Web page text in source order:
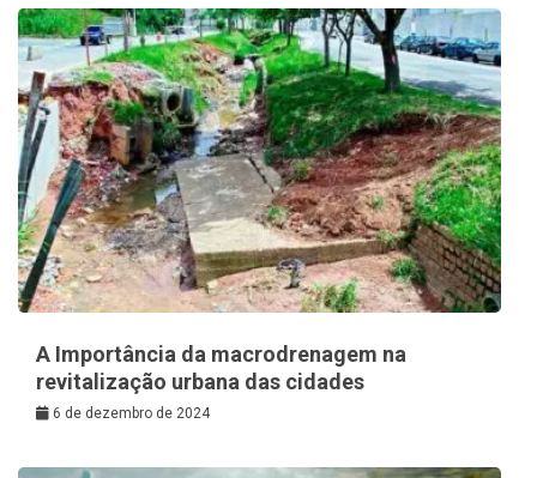
A Importância da macrodrenagem na
revitalização urbana das cidades
6 de dezembro de 2024